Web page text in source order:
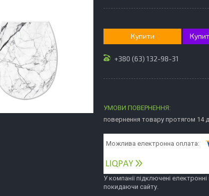
Купити
+380 (63) 132-98-31
повернення товару протягом 14
У компанії підключені
покидаючи сайту.